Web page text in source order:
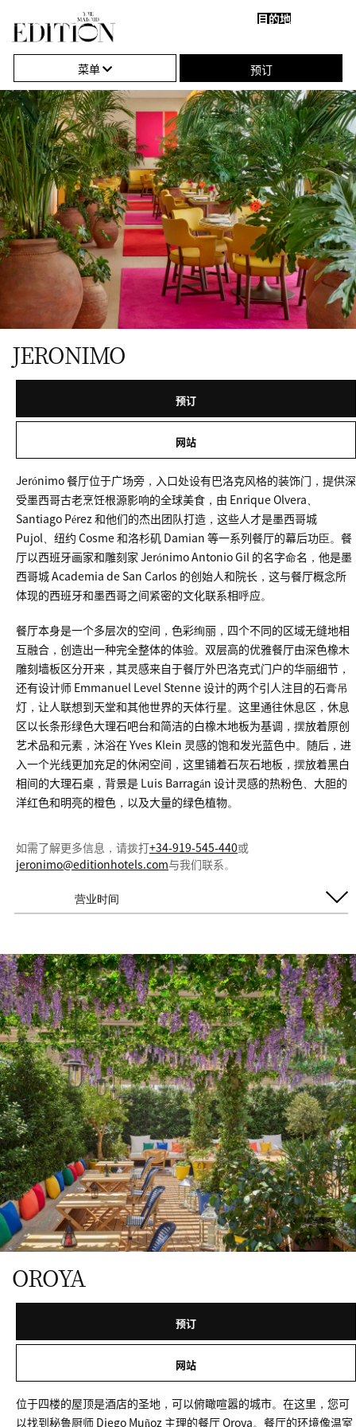
击
打
开
或
关
闭
导
航
目的地
闭
导
航
菜单 预订
Jeronimo
JERONIMO
预订
网站
Jerónimo 餐厅位于广场旁，入口处设有巴洛克风格的装饰门，提供深
受墨西哥古老烹饪根源影响的全球美食，由 Enrique Olvera、
Santiago Pérez 和他们的杰出团队打造，这些人才是墨西哥城
Pujol、纽约 Cosme 和洛杉矶 Damian 等一系列餐厅的幕后功臣。餐
厅以西班牙画家和雕刻家 Jerónimo Antonio Gil 的名字命名，他是墨
西哥城 Academia de San Carlos 的创始人和院长，这与餐厅概念所
体现的西班牙和墨西哥之间紧密的文化联系相呼应。
餐厅本身是一个多层次的空间，色彩绚丽，四个不同的区域无缝地相
互融合，创造出一种完全整体的体验。双层高的优雅餐厅由深色橡木
雕刻墙板区分开来，其灵感来自于餐厅外巴洛克式门户的华丽细节，
还有设计师 Emmanuel Level Stenne 设计的两个引人注目的石膏吊
灯，让人联想到天堂和其他世界的天体行星。这里通往休息区，休息
区以长条形绿色大理石吧台和简洁的白橡木地板为基调，摆放着原创
艺术品和元素，沐浴在 Yves Klein 灵感的饱和发光蓝色中。随后，进
入一个光线更加充足的休闲空间，这里铺着石灰石地板，摆放着黑白
相间的大理石桌，背景是 Luis Barragán 设计灵感的热粉色、大胆的
洋红色和明亮的橙色，以及大量的绿色植物。
如需了解更多信息，请拨打+34-919-545-440或
jeronimo@editionhotels.com与我们联系。
营业时间
周四至周六
1:00 PM - 12:00 AM
1:00 PM - 1:00 AM
OROYA
预订
网站
位于四楼的屋顶是酒店的圣地，可以俯瞰喧嚣的城市。在这里，您可
以找到秘鲁厨师 Diego Muñoz 主理的餐厅 Oroya。餐厅的环境像温室